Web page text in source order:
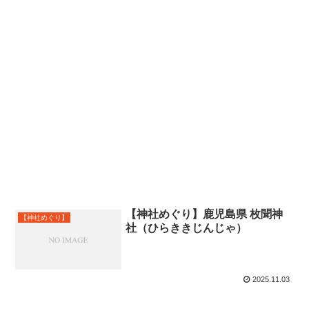
【神社めぐり】
【神社めぐり】鹿児島県 枚聞神
社（ひらききじんじゃ）
2025.11.03